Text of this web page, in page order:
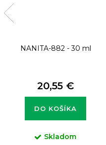
NANITA-882 - 30 ml
20,55 €
DO KOŠÍKA
Skladom